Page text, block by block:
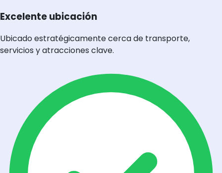
Excelente ubicación
Ubicado estratégicamente cerca de transporte,
servicios y atracciones clave.